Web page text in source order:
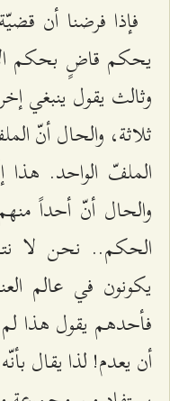
فإذا فرضنا أن
يحكم قاضٍ بحكم
وثالث يقول ينبغي
ثلاثة، والحال أنّ
الملفّ الواحد.
والحال أنّ أحداً
الحكم.. نحن لا
يكونون في عالم
فأحدهم يقول هذا
أن يعدم! لذا يقال